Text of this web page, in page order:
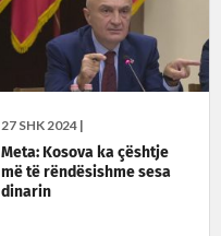
27 SHK 2024 |
Meta: Kosova ka çështje
më të rëndësishme sesa
dinarin